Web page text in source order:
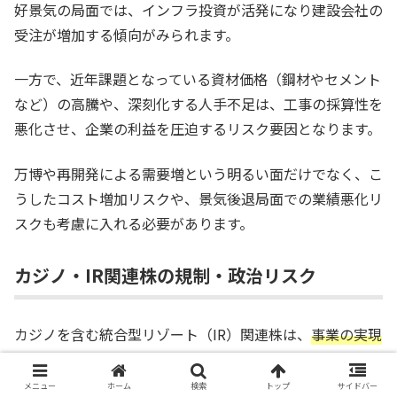
好景気の局面では、インフラ投資が活発になり建設会社の
受注が増加する傾向がみられます。
一方で、近年課題となっている資材価格（鋼材やセメント
など）の高騰や、深刻化する人手不足は、工事の採算性を
悪化させ、企業の利益を圧迫するリスク要因となります。
万博や再開発による需要増という明るい面だけでなく、こ
うしたコスト増加リスクや、景気後退局面での業績悪化リ
スクも考慮に入れる必要があります。
カジノ・IR関連株の規制・政治リスク
カジノを含む統合型リゾート（IR）関連株は、 事業の実現
可能性や運営方法が、国の法律や自治体の条例、そして政
治的な意思決定に大きく左右されるという性質を持ちま
メニュー ホーム 検索 トップ サイドバー